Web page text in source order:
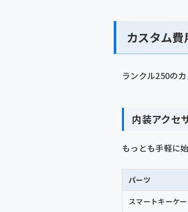
カスタム
ランクル250の
内装アクセ
もっとも手軽に
パーツ
スマートキーケー